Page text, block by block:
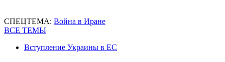
СПЕЦТЕМА: Война в Иране
ВСЕ ТЕМЫ
Вступление Украины в ЕС